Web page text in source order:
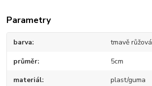
Parametry
barva tmavě růžová
průměr 5cm
materiál plast/guma